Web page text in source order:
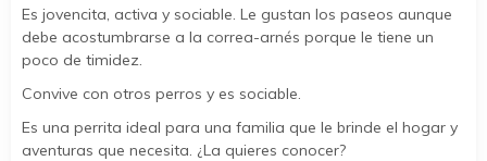
Es jovencita, activa y sociable. Le gustan los paseos aunque
debe acostumbrarse a la correa-arnés porque le tiene un
poco de timidez.
Convive con otros perros y es sociable.
Es una perrita ideal para una familia que le brinde el hogar y
aventuras que necesita. ¿La quieres conocer?